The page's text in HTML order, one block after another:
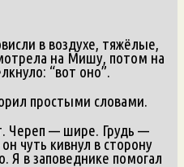
в воздухе, тяжёлые,
на Мишу, потом на
“вот оно”.
простыми словами.
Череп — шире. Грудь —
чуть кивнул в сторону
Я в заповеднике помогал